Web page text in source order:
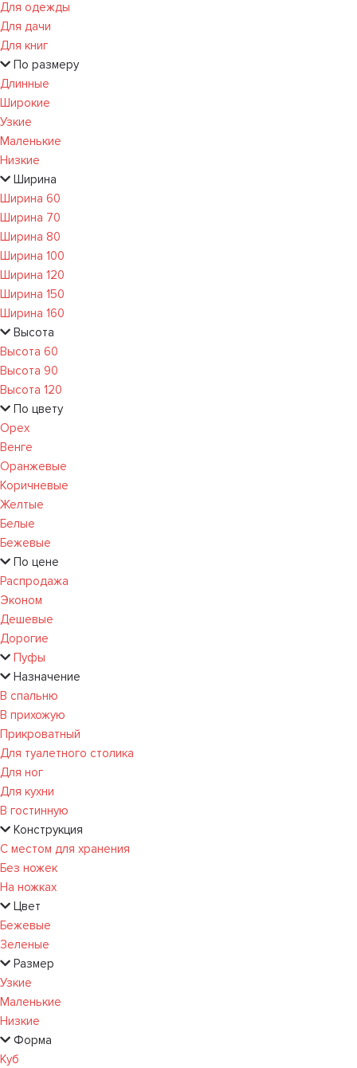
Для одежды
Для дачи
Для книг
По размеру
Длинные
Широкие
Узкие
Маленькие
Низкие
Ширина
Ширина 60
Ширина 70
Ширина 80
Ширина 100
Ширина 120
Ширина 150
Ширина 160
Высота
Высота 60
Высота 90
Высота 120
По цвету
Орех
Венге
Оранжевые
Коричневые
Желтые
Белые
Бежевые
По цене
Распродажа
Эконом
Дешевые
Дорогие
Пуфы
Назначение
В спальню
В прихожую
Прикроватный
Для туалетного столика
Для ног
Для кухни
В гостинную
Конструкция
С местом для хранения
Без ножек
На ножках
Цвет
Бежевые
Зеленые
Размер
Узкие
Маленькие
Низкие
Форма
Куб